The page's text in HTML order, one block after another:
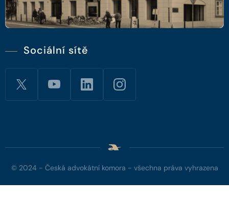
Sociální sítě
© 2024 - Česká advokátní komora - všechna práva vyhrazena